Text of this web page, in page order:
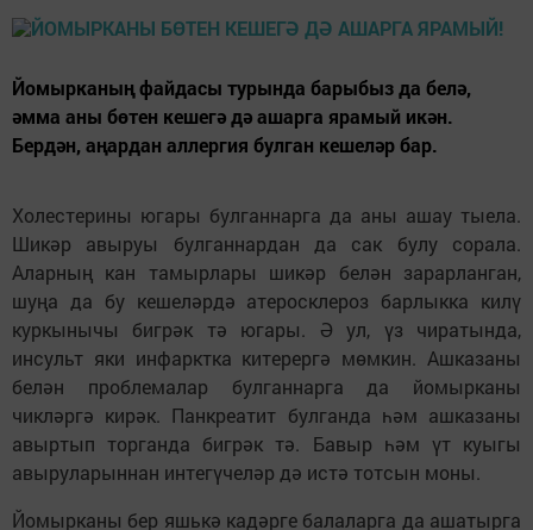
Йомырканың файдасы турында барыбыз да белә,
әмма аны бөтен кешегә дә ашарга ярамый икән.
Бердән, аңардан аллергия булган кешеләр бар.
Холестерины югары булганнарга да аны ашау тыела.
Шикәр авыруы булганнардан да сак булу сорала.
Аларның кан тамырлары шикәр белән зарарланган,
шуңа да бу кешеләрдә атеросклероз барлык­ка килү
куркынычы бигрәк тә югары. Ә ул, үз чиратында,
инсульт яки инфарктка китерергә мөмкин. Ашказаны
белән проблемалар булганнарга да йомырканы
чикләргә кирәк. Панкреатит булганда һәм ашказаны
авыртып торганда биг­рәк тә. Бавыр һәм үт куыгы
авыруларыннан интегүчеләр дә истә тотсын моны.
Йомырканы бер яшькә кадәрге балаларга да ашатырга